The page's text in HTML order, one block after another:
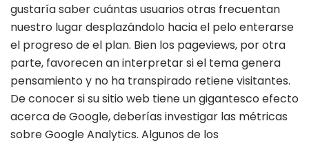
gustaría saber cuántas usuarios otras frecuentan
nuestro lugar desplazándolo hacia el pelo enterarse
el progreso de el plan. Bien los pageviews, por otra
parte, favorecen an interpretar si el tema genera
pensamiento y no ha transpirado retiene visitantes.
De conocer si su sitio web tiene un gigantesco efecto
acerca de Google, deberías investigar las métricas
sobre Google Analytics. Algunos de los